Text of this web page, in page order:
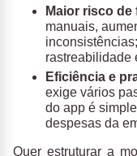
Maior risco
manuais,
rastreabilidade
Eficiência e
exige vários
do app é
despesas da
Quer estruturar a